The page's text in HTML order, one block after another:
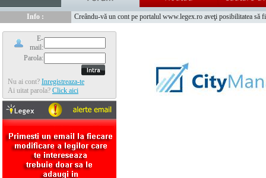
Info :
www.tntauto.ro - Managementul Integrat al Parcului Auto
E-
mail:
Parola:
Nu ai cont? Inregistreaza-te
Ai uitat parola? Click aici